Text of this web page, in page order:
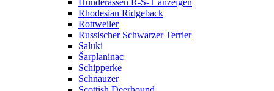
Hunderassen R-S-T anzeigen
Rhodesian Ridgeback
Rottweiler
Russischer Schwarzer Terrier
Saluki
Šarplaninac
Schipperke
Schnauzer